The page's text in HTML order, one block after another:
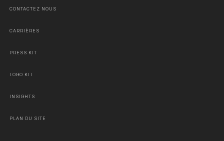
CONTACTEZ NOUS
CARRIÈRES
PRESS KIT
LOGO KIT
INSIGHTS
PLAN DU SITE